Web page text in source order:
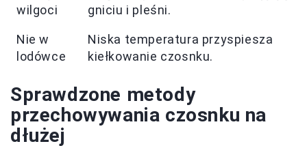
wilgoci
gniciu i pleśni.
Nie w
lodówce
Niska temperatura przyspiesza
kiełkowanie czosnku.
Sprawdzone metody
przechowywania czosnku na
dłużej